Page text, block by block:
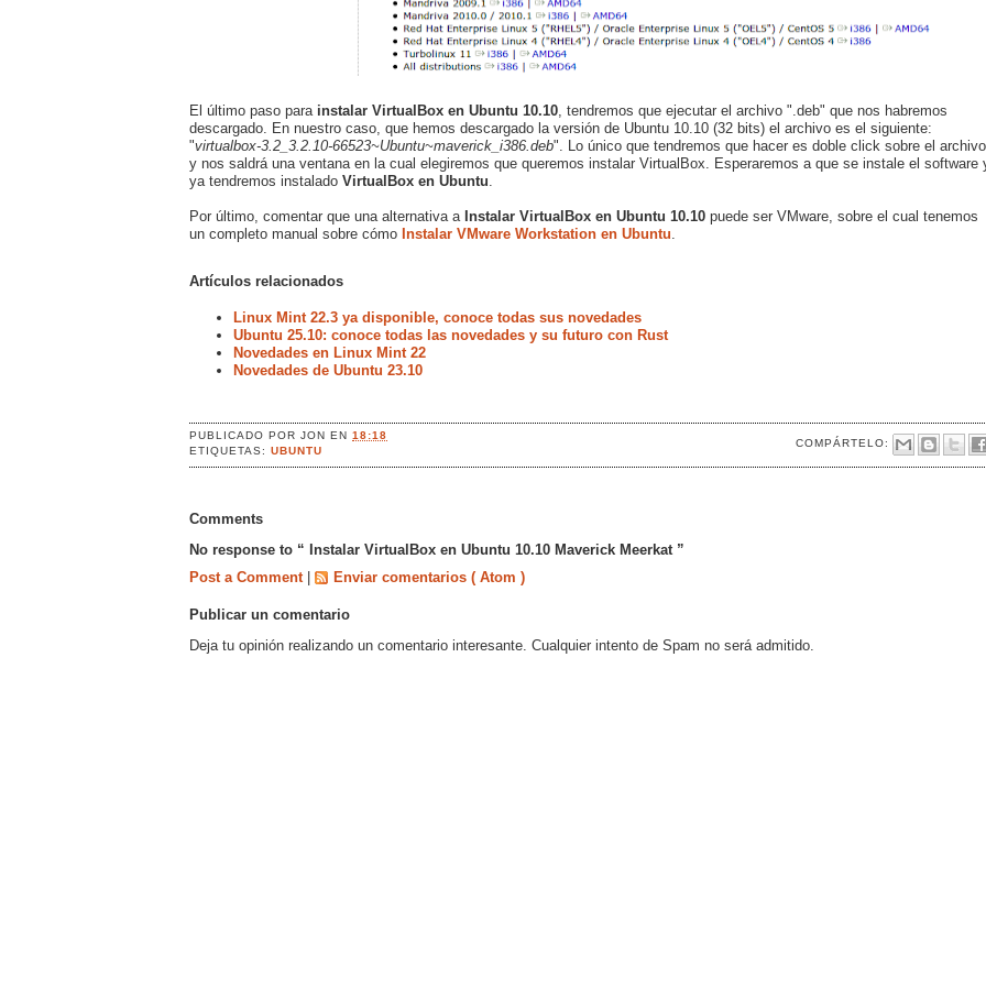
El último paso para instalar VirtualBox en Ubuntu 10.10 , tendremos que ejecutar el archivo ".deb" que nos habremos
descargado. En nuestro caso, que hemos descargado la versión de Ubuntu 10.10 (32 bits) el archivo es el siguiente:
"virtualbox-3.2_3.2.10-66523~Ubuntu~maverick_i386.deb". Lo único que tendremos que hacer es doble click sobre el archivo
y nos saldrá una ventana en la cual elegiremos que queremos instalar VirtualBox. Esperaremos a que se instale el software
ya tendremos instalado VirtualBox en Ubuntu
Por último, comentar que una alternativa a Instalar VirtualBox en Ubuntu 10.10 puede ser VMware, sobre el cual tenemos
un completo manual sobre cómo Instalar VMware Workstation en Ubuntu
Artículos relacionados
Linux Mint 22.3 ya disponible, conoce todas sus novedades
Ubuntu 25.10: conoce todas las novedades y su futuro con Rust
Novedades en Linux Mint 22
Novedades de Ubuntu 23.10
PUBLICADO PORJONEN18:18
COMPÁRTELO:
ETIQUETAS:UBUNTU
Comments
No response to “ Instalar VirtualBox en Ubuntu 10.10 Maverick Meerkat ”
Post a Comment
Enviar comentarios ( Atom )
Publicar un comentario
Deja tu opinión realizando un comentario interesante. Cualquier intento de Spam no será admitido.